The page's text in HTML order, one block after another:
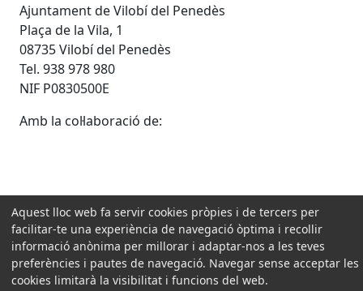
Ajuntament de Vilobí del Penedès
Plaça de la Vila, 1
08735 Vilobí del Penedès
Tel. 938 978 980
NIF P0830500E
Amb la col·laboració de:
Aquest lloc web fa servir cookies pròpies i de tercers per
facilitar-te una experiència de navegació òptima i recollir
informació anònima per millorar i adaptar-nos a les teves
preferències i pautes de navegació. Navegar sense acceptar les
cookies limitarà la visibilitat i funcions del web.